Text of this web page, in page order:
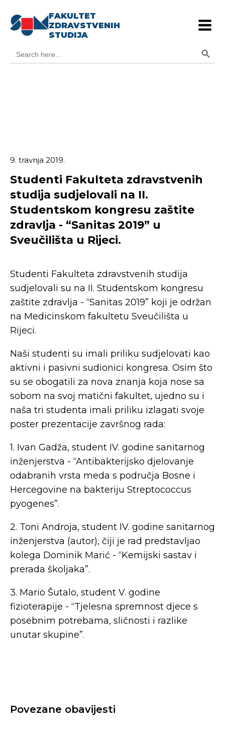
FAKULTET
ZDRAVSTVENIH
STUDIJA
for:
9. travnja 2019.
Studenti Fakulteta zdravstvenih
studija sudjelovali na II.
Studentskom kongresu zaštite
zdravlja - “Sanitas 2019” u
Sveučilišta u Rijeci.
Studenti Fakulteta zdravstvenih studija
sudjelovali su na II. Studentskom kongresu
zaštite zdravlja - “Sanitas 2019” koji je održan
na Medicinskom fakultetu Sveučilišta u
Rijeci.
Naši studenti su imali priliku sudjelovati kao
aktivni i pasivni sudionici kongresa. Osim što
su se obogatili za nova znanja koja nose sa
sobom na svoj matični fakultet, ujedno su i
naša tri studenta imali priliku izlagati svoje
poster prezentacije završnog rada:
1. Ivan Gadža, student IV. godine sanitarnog
inženjerstva - “Antibakterijsko djelovanje
odabranih vrsta meda s područja Bosne i
Hercegovine na bakteriju Streptococcus
pyogenes”.
2. Toni Androja, student IV. godine sanitarnog
inženjerstva (autor), čiji je rad predstavljao
kolega Dominik Marić - “Kemijski sastav i
prerada školjaka”.
3. Mario Šutalo, student V. godine
fizioterapije - “Tjelesna spremnost djece s
posebnim potrebama, sličnosti i razlike
unutar skupine”.
Povezane obavijesti